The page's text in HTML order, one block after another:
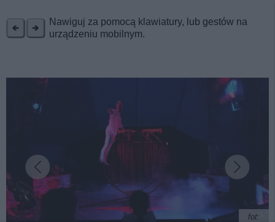
Nawiguj za pomocą klawiatury, lub gestów na
urządzeniu mobilnym.
fot: